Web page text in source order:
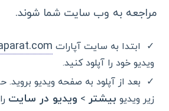
مراجعه به وب سایت شما شوند.
ابتدا به سایت آپارات
ویدیو خود را آپلود کنید.
بعد از آپلود به صفحه ویدیو بروید.
زیر ویدیو بیشتر > ویدیو در سایت